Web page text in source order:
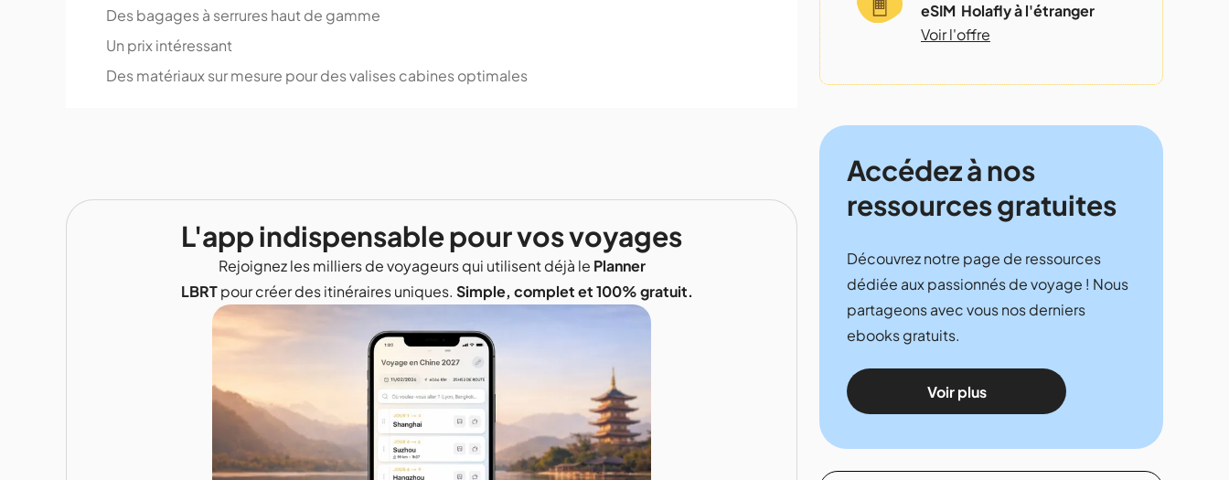
Des bagages à serrures haut de gamme
Un prix intéressant
Des matériaux sur mesure pour des valises cabines optimales
L'app indispensable pour vos voyages
Rejoignez les milliers de voyageurs qui utilisent déjà le Planner
LBRTpour créer des itinéraires uniques. Simple, complet et 100% gratuit.
eSIM Holafly à l'étranger
Voir l'offre
Accédez à nos
ressources gratuites
Découvrez notre page de ressources
dédiée aux passionnés de voyage ! Nous
partageons avec vous nos derniers
ebooks gratuits.
Voir plus